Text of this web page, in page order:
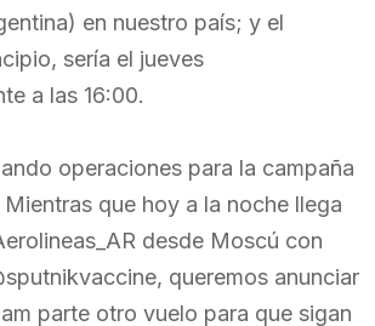
en nuestro país; y el
sería el jueves
a las 16:00.
operaciones para la campaña
que hoy a la noche llega
desde Moscú con
queremos anunciar
parte otro vuelo para que sigan